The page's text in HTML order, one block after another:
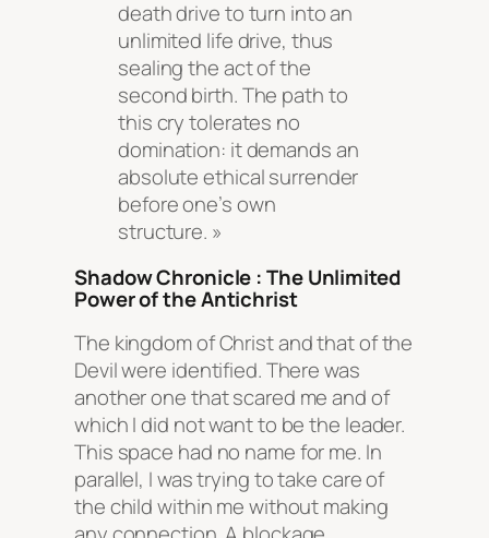
death drive to turn into an
unlimited life drive, thus
sealing the act of the
second birth. The path to
this cry tolerates no
domination: it demands an
absolute ethical surrender
before one’s own
structure. »
Shadow Chronicle : The Unlimited
Power of the Antichrist
The kingdom of Christ and that of the
Devil were identified. There was
another one that scared me and of
which I did not want to be the leader.
This space had no name for me. In
parallel, I was trying to take care of
the child within me without making